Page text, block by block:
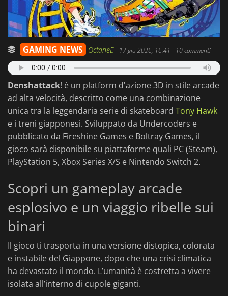
GAMING NEWS OctaneE- 17 giu 2026, 16:41 - 10 commenti
Denshattack! è un platform d'azione 3D in stile arcade
ad alta velocità, descritto come una combinazione
unica tra la leggendaria serie di skateboard Tony Hawk
e i treni giapponesi. Sviluppato da Undercoders e
pubblicato da Fireshine Games e Boltray Games, il
gioco sarà disponibile su piattaforme quali PC (Steam),
PlayStation 5, Xbox Series X/S e Nintendo Switch 2.
Scopri un gameplay arcade
esplosivo e un viaggio ribelle sui
binari
Il gioco ti trasporta in una versione distopica, colorata
e instabile del Giappone, dopo che una crisi climatica
ha devastato il mondo. L’umanità è costretta a vivere
isolata all’interno di cupole giganti.